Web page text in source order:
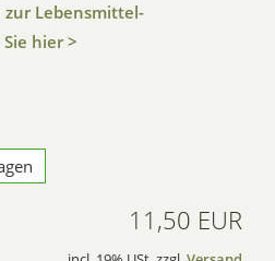
Lebensmittel-
hier >
11,50 EUR